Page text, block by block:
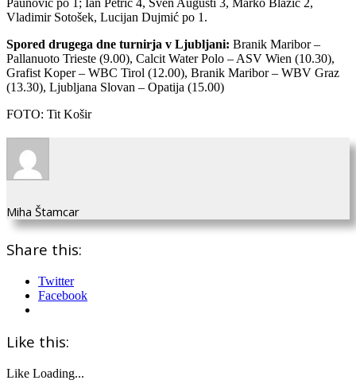
Vladimir Sotošek, Lucijan Dujmić po 1.
Spored drugega dne turnirja v Ljubljani: Branik Maribor –
Pallanuoto Trieste (9.00), Calcit Water Polo – ASV Wien (10.30),
Grafist Koper – WBC Tirol (12.00), Branik Maribor – WBV Graz
(13.30), Ljubljana Slovan – Opatija (15.00)
FOTO: Tit Košir
Miha Štamcar
Share this:
Twitter
Facebook
Like this:
Like Loading...